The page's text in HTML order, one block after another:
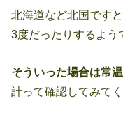
北海道など北国です
3度だったりするよう
そういった場合は常
計って確認してみてく